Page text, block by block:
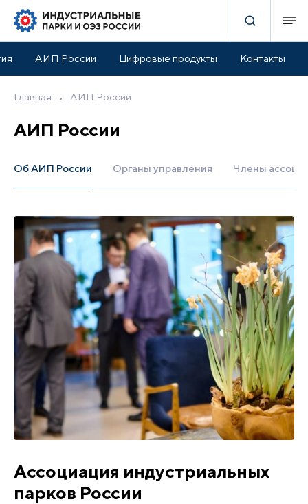
АИП России Цифровые продукты Контакты
Главная • АИП России
АИП России
Об АИП России Органы управления Члены
Ассоциация индустриальных
парков России